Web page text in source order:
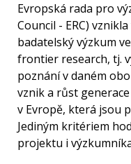
Evropská rada pro
Council - ERC)
badatelský výzkum
frontier research, tj.
poznání v daném
vznik a růst
v Evropě, která jsou
Jediným kritériem
projektu i